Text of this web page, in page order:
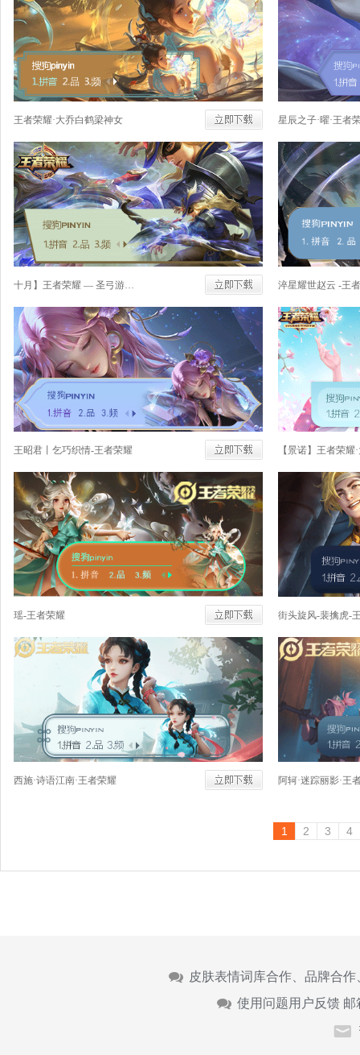
王者荣耀·大乔白鹤梁神女 星辰之子·曜·王者
十月】王者荣耀 — 圣弓游侠 后羿 淬星耀世赵云 -王
王昭君丨乞巧织情-王者荣耀
瑶-王者荣耀 街头旋风-裴擒虎-
西施·诗语江南·王者荣耀 阿轲·迷踪丽影·王
1 2 3 4
皮肤表情词库合作、品牌合
使用问题用户反馈 邮